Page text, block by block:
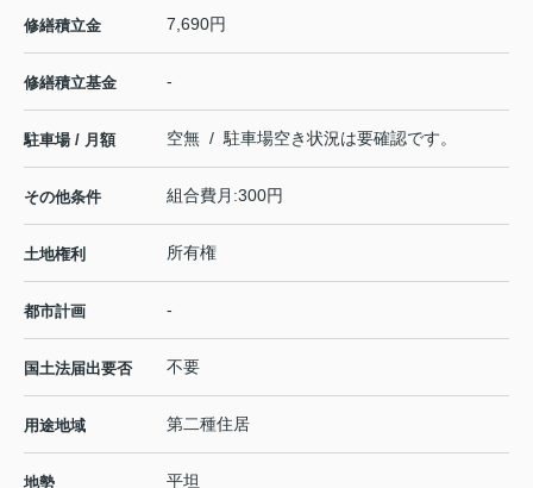
修繕積立金 7,690円
修繕積立基金 -
駐車場 / 月額 空無 / 駐車場空き状況は要確認です。
その他条件 組合費月:300円
土地権利 所有権
都市計画 -
国土法届出要否 不要
用途地域 第二種住居
地勢 平坦